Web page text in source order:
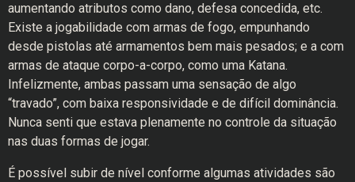
aumentando atributos como dano, defesa concedida, etc.
Existe a jogabilidade com armas de fogo, empunhando
desde pistolas até armamentos bem mais pesados; e a com
armas de ataque corpo-a-corpo, como uma Katana.
Infelizmente, ambas passam uma sensação de algo
“travado”, com baixa responsividade e de difícil dominância.
Nunca senti que estava plenamente no controle da situação
nas duas formas de jogar.
É possível subir de nível conforme algumas atividades são